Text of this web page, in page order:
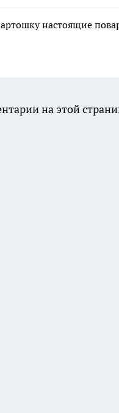
настоящие
на этой